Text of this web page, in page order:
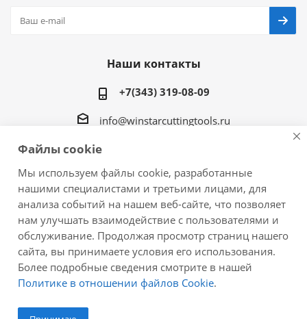
Наши контакты
+7(343) 319-08-09
info@winstarcuttingtools.ru
г.Екатеринбург ул. Фурманова 109, офис 604
2026 © Winstar Cutting Technologies Corp. - интернет-
магазин металлорежущего инструмента
Файлы cookie
Мы используем файлы cookie, разработанные
нашими специалистами и третьими лицами, для
анализа событий на нашем веб-сайте, что позволяет
нам улучшать взаимодействие с пользователями и
обслуживание. Продолжая просмотр страниц нашего
сайта, вы принимаете условия его использования.
Более подробные сведения смотрите в нашей
Политике в отношении файлов Cookie.